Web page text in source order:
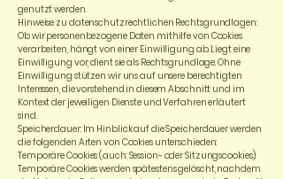
genutzt werden.
Hinweise zu datenschutzrechtlichen Rechtsgrundlagen:
Ob wir personenbezogene Daten mithilfe von Cookies
verarbeiten, hängt von einer Einwilligung ab. Liegt eine
Einwilligung vor, dient sie als Rechtsgrundlage. Ohne
Einwilligung stützen wir uns auf unsere berechtigten
Interessen, die vorstehend in diesem Abschnitt und im
Kontext der jeweiligen Dienste und Verfahren erläutert
sind.
Speicherdauer: Im Hinblick auf die Speicherdauer werden
die folgenden Arten von Cookies unterschieden:
Temporäre Cookies (auch: Session- oder Sitzungscookies):
Temporäre Cookies werden spätestens gelöscht, nachdem